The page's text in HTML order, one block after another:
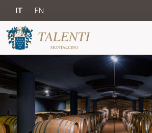
IT EN